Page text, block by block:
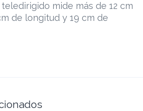
mide más de 12 cm
de longitud y 19 cm de